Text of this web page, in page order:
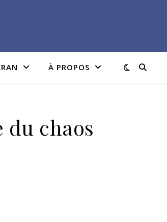
À PROPOS
du chaos